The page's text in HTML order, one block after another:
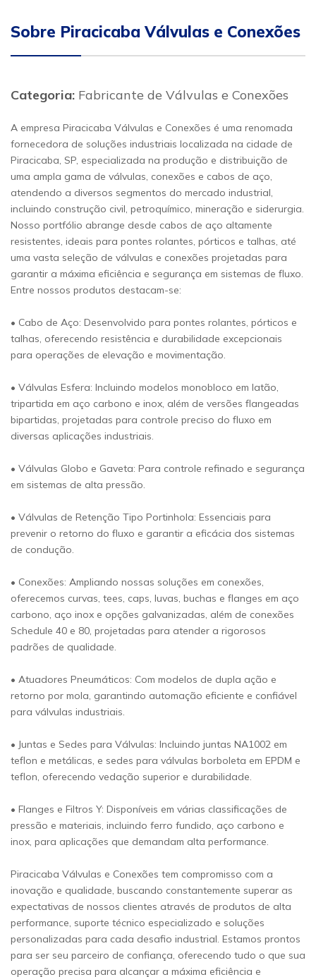
Sobre Piracicaba Válvulas e Conexões
Categoria: Fabricante de Válvulas e Conexões
A empresa Piracicaba Válvulas e Conexões é uma renomada
fornecedora de soluções industriais localizada na cidade de
Piracicaba, SP, especializada na produção e distribuição de
uma ampla gama de válvulas, conexões e cabos de aço,
atendendo a diversos segmentos do mercado industrial,
incluindo construção civil, petroquímico, mineração e siderurgia.
Nosso portfólio abrange desde cabos de aço altamente
resistentes, ideais para pontes rolantes, pórticos e talhas, até
uma vasta seleção de válvulas e conexões projetadas para
garantir a máxima eficiência e segurança em sistemas de fluxo.
Entre nossos produtos destacam-se:
• Cabo de Aço: Desenvolvido para pontes rolantes, pórticos e
talhas, oferecendo resistência e durabilidade excepcionais
para operações de elevação e movimentação.
• Válvulas Esfera: Incluindo modelos monobloco em latão,
tripartida em aço carbono e inox, além de versões flangeadas
bipartidas, projetadas para controle preciso do fluxo em
diversas aplicações industriais.
• Válvulas Globo e Gaveta: Para controle refinado e segurança
em sistemas de alta pressão.
• Válvulas de Retenção Tipo Portinhola: Essenciais para
prevenir o retorno do fluxo e garantir a eficácia dos sistemas
de condução.
• Conexões: Ampliando nossas soluções em conexões,
oferecemos curvas, tees, caps, luvas, buchas e flanges em aço
carbono, aço inox e opções galvanizadas, além de conexões
Schedule 40 e 80, projetadas para atender a rigorosos
padrões de qualidade.
• Atuadores Pneumáticos: Com modelos de dupla ação e
retorno por mola, garantindo automação eficiente e confiável
para válvulas industriais.
• Juntas e Sedes para Válvulas: Incluindo juntas NA1002 em
teflon e metálicas, e sedes para válvulas borboleta em EPDM e
teflon, oferecendo vedação superior e durabilidade.
• Flanges e Filtros Y: Disponíveis em várias classificações de
pressão e materiais, incluindo ferro fundido, aço carbono e
inox, para aplicações que demandam alta performance.
Piracicaba Válvulas e Conexões tem compromisso com a
inovação e qualidade, buscando constantemente superar as
expectativas de nossos clientes através de produtos de alta
performance, suporte técnico especializado e soluções
personalizadas para cada desafio industrial. Estamos prontos
para ser seu parceiro de confiança, oferecendo tudo o que sua
operação precisa para alcançar a máxima eficiência e